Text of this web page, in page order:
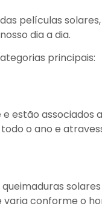
películas
dia a dia.
principais:
estão associados
o ano e
conforme o